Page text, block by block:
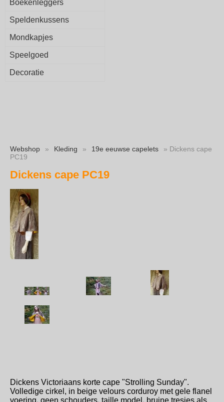
Boekenleggers
Speldenkussens
Mondkapjes
Speelgoed
Decoratie
Webshop » Kleding » 19e eeuwse capelets
» Dickens cape
PC19
Dickens cape PC19
Dickens Victoriaans korte cape "Strolling Sunday".
Volledige cirkel, in beige velours corduroy met gele flanel